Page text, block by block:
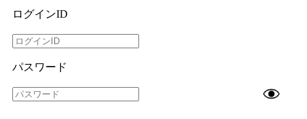
ログインID
パスワード